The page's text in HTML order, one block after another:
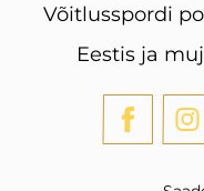
Võitlusspordi
Eestis ja